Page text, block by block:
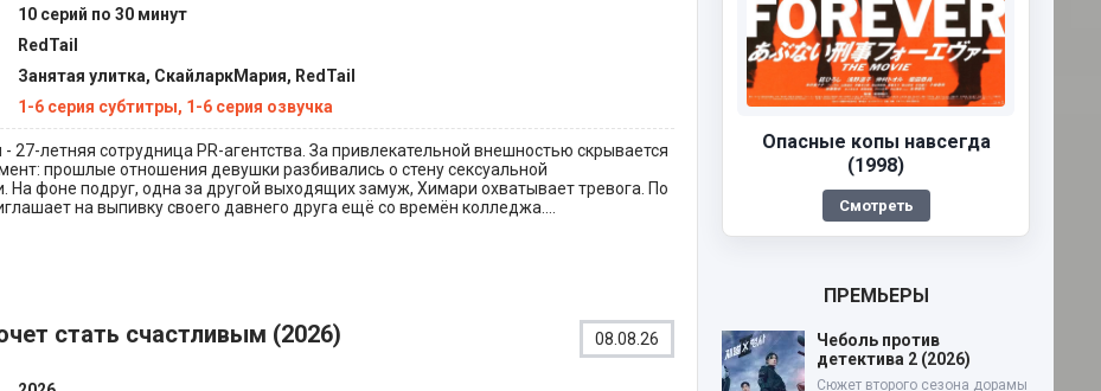
10 серий по 30 минут
RedTail
Занятая улитка, СкайларкМария, RedTail
1-6 серия субтитры, 1-6 серия озвучка
27-летняя сотрудница PR-агентства. За привлекательной внешностью скрывается
прошлые отношения девушки разбивались о стену сексуальной
На фоне подруг, одна за другой выходящих замуж, Химари охватывает тревога. По
на выпивку своего давнего друга ещё со времён колледжа....
стать счастливым (2026) 08.08.26
Опасные копы навсегда
(1998)
Смотреть
ПРЕМЬЕРЫ
Чеболь против
детектива 2 (2026)
Сюжет второго сезона дорамы